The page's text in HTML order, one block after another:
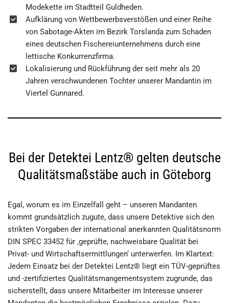
Modekette im Stadtteil Guldheden.
Aufklärung von Wettbewerbsverstößen und einer Reihe
von Sabotage-Akten im Bezirk Torslanda zum Schaden
eines deutschen Fischereiunternehmens durch eine
lettische Konkurrenzfirma.
Lokalisierung und Rückführung der seit mehr als 20
Jahren verschwundenen Tochter unserer Mandantin im
Viertel Gunnared.
Bei der Detektei Lentz® gelten deutsche
Qualitätsmaßstäbe auch in Göteborg
Egal, worum es im Einzelfall geht – unseren Mandanten
kommt grundsätzlich zugute, dass unsere Detektive sich den
strikten Vorgaben der international anerkannten Qualitätsnorm
DIN SPEC 33452 für ‚geprüfte, nachweisbare Qualität bei
Privat- und Wirtschaftsermittlungen‘ unterwerfen. Im Klartext:
Jedem Einsatz bei der Detektei Lentz® liegt ein TÜV-geprüftes
und -zertifiziertes Qualitätsmangementsystem zugrunde, das
sicherstellt, dass unsere Mitarbeiter im Interesse unserer